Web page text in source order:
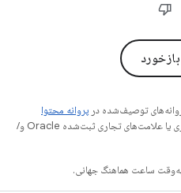
توصیف‌شده در پروانه محتوا
هستند. جاوا و OpenJDK علامت‌های تجاری یا علامت‌های تجاری ثبت‌شده Oracle و/